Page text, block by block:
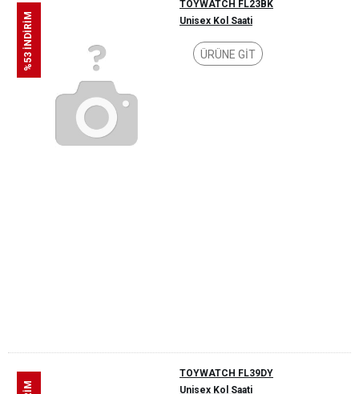
%53 İNDİRİM
TOYWATCH FL23BK
Unisex Kol Saati
ÜRÜNE GİT
TOYWATCH FL39DY
Unisex Kol Saati